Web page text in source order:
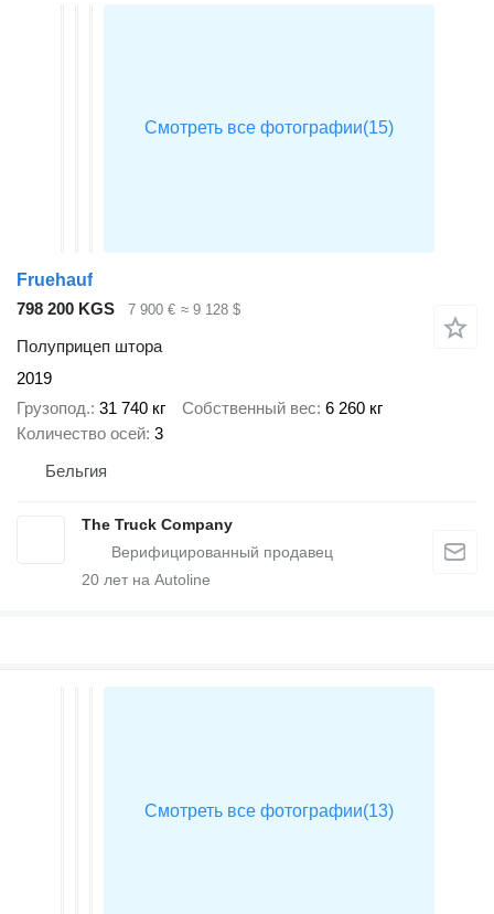
Fruehauf
798 200 KGS
7 900 € ≈ 9 128 $
Полуприцеп штора
2019
Грузопод. 31 740 кг Собственный вес 6 260 кг
Количество осей 3
Бельгия
The Truck Company
20 лет на Autoline